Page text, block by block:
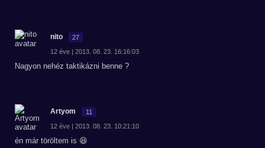
nito 27
12 éve | 2013. 08. 23. 16:16:03
Nagyon nehéz taktikázni benne ?
Artyom 11
12 éve | 2013. 08. 23. 10:21:10
én már töröltem is 😆